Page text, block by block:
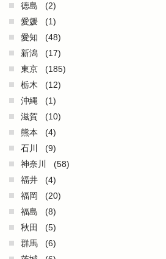
徳島
(2)
愛媛
(1)
愛知
(48)
新潟
(17)
東京
(185)
栃木
(12)
沖縄
(1)
滋賀
(10)
熊本
(4)
石川
(9)
神奈川
(58)
福井
(4)
福岡
(20)
福島
(8)
秋田
(5)
群馬
(6)